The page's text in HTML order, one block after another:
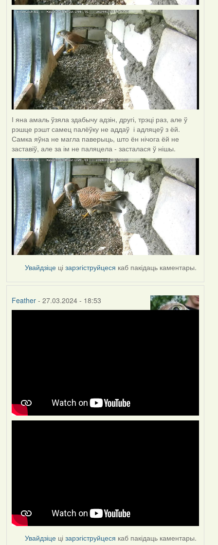
І яна амаль ўзяла здабычу адзін, другі, трэці раз, але ў
рэшце рэшт самец палёўку не аддаў і адляцеў з ёй.
Самка яўна не магла паверыць, што ён нічога ёй не
заставіў, але за ім не паляцела - засталася ў нішы.
Увайдзіце цізарэгіструйцеся каб пакідаць каментары.
Feather- 27.03.2024 - 18:53
Увайдзіце цізарэгіструйцеся каб пакідаць каментары.